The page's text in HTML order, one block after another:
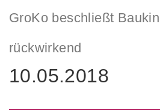
GroKo beschließt
rückwirkend
10.05.2018